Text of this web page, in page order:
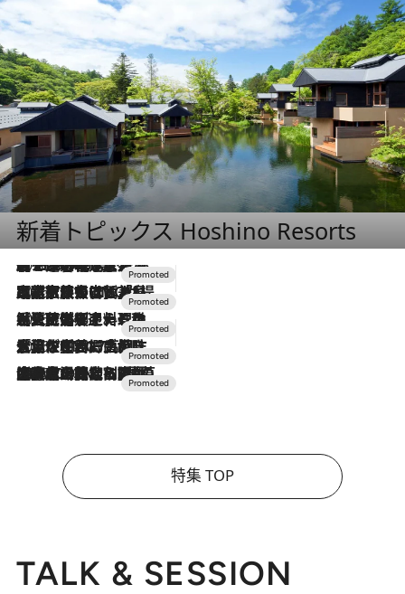
新着トピックス Hoshino Resorts
2026.8.7
【トンボの足水浴】ヒノキの香りに包まれて涼感マックス！約13℃の湧水かけ流しを避暑地「星野温泉 トンボの湯」で体験
2026.7.31
【ホテル帰省】という選択肢をOMOが提案。家族とほどよい距離を保つには「昼は実家、夜は気兼ねなくホテルで！」
2026.7.24
【夏限定ディナーコース】旬を迎える稚鮎や花ズッキーニなどをイタリア・トスカーナの郷土料理の手法で満喫！
2026.7.17
「土佐和ハーブかき氷」がOMO7高知に登場！生姜、山椒、大葉など目にも舌にも涼を呼ぶ郷土の味
2026.7.10
NEW OPEN！【界 草津】名湯の地に誕生。趣の異なる2種の温泉と上州ならではの会席・蕎麦割烹など美食を味わう究極の癒やし旅
特集 TOP
TALK & SESSION